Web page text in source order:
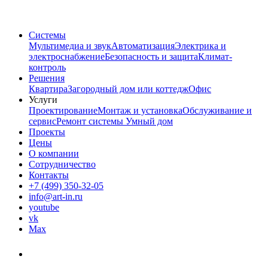
Системы
Мультимедиа и звукАвтоматизацияЭлектрика и
электроснабжениеБезопасность и защитаКлимат-
контроль
Решения
КвартираЗагородный дом или коттеджОфис
Услуги
ПроектированиеМонтаж и установкаОбслуживание и
сервисРемонт системы Умный дом
Проекты
Цены
О компании
Сотрудничество
Контакты
+7 (499) 350-32-05
info@art-in.ru
youtube
vk
Max